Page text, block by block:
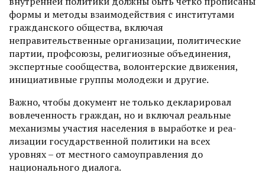
формы и методы взаи­модействия с институтами
граж­данского общества, включая
неправительственные организации, политические
партии, профсоюзы, религиозные объединения,
экспертные сообщества, волонтерские движения,
инициативные группы молодежи и другие.
Важно, чтобы документ не только декларировал
вовлеченность граждан, но и включал реальные
механизмы участия населения в выработке и реа­
лизации государственной политики на всех
уровнях – от местного само­управления до
национального диалога.